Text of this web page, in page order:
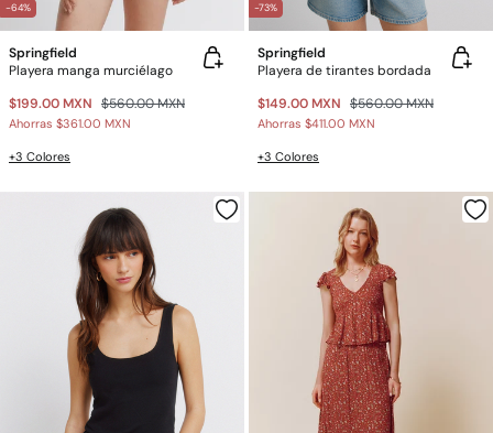
-64%
Springfield
Playera manga murciélago
$199.00 MXN $560.00 MXN
Ahorras $361.00 MXN
+3 Colores
-73%
Springfield
Playera de tirantes bordada
$149.00 MXN $560.00 MXN
Ahorras $411.00 MXN
+3 Colores